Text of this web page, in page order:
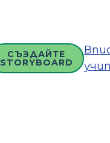
СЪЗДАЙТЕ
STORYBOARD